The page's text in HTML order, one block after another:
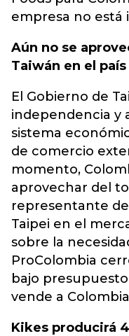
empresa no está
Aún no se
Taiwán en el país
El Gobierno de
independencia y
sistema
de comercio
momento,
aprovechar del
representante
Taipei en el
sobre la
ProColombia
bajo
vende a
Kikes producirá